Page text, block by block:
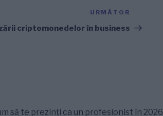
următor
URMĂTOR
criptomonedelor în business
să te prezinți ca un profesionist în 2026